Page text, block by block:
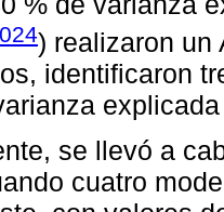
) realizaron un
identificaron
se llevó a
cuatro